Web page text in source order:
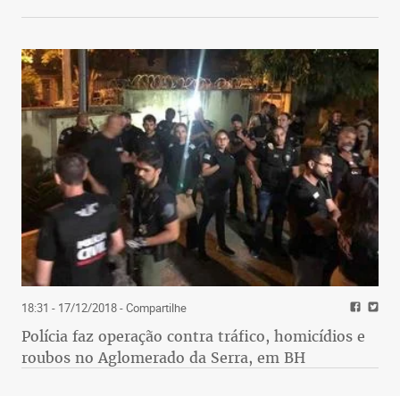
18:31 - 17/12/2018- Compartilhe
Polícia faz operação contra tráfico, homicídios e
roubos no Aglomerado da Serra, em BH